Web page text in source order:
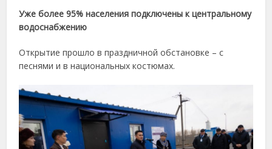
Уже более 95% населения подключены к центральному
водоснабжению
Открытие прошло в праздничной обстановке – с
песнями и в национальных костюмах.